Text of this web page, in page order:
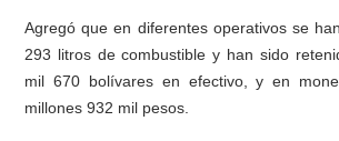
Agregó que en diferentes operativos se
293 litros de combustible y han sido
mil 670 bolívares en efectivo, y en
millones 932 mil pesos.